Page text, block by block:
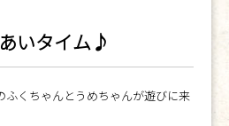
いタイム♪
ふくちゃんとうめちゃんが遊びに来